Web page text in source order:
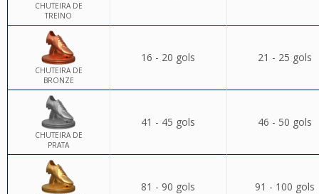
CHUTEIRA DE
TREINO
CHUTEIRA DE
BRONZE
16 - 20 gols 21 - 25 gols
CHUTEIRA DE
PRATA
41 - 45 gols 46 - 50 gols
81 - 90 gols 91 - 100 gols